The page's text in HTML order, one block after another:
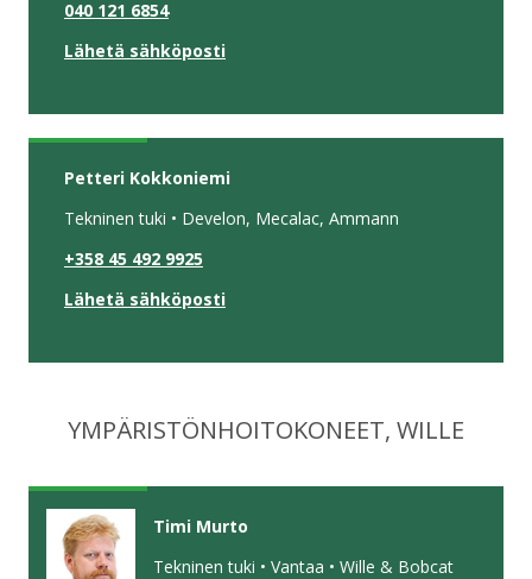
040 121 6854
Lähetä sähköposti
Petteri Kokkoniemi
Tekninen tuki • Develon, Mecalac, Ammann
+358 45 492 9925
Lähetä sähköposti
YMPÄRISTÖNHOITOKONEET, WILLE
Timi Murto
Tekninen tuki • Vantaa • Wille & Bobcat